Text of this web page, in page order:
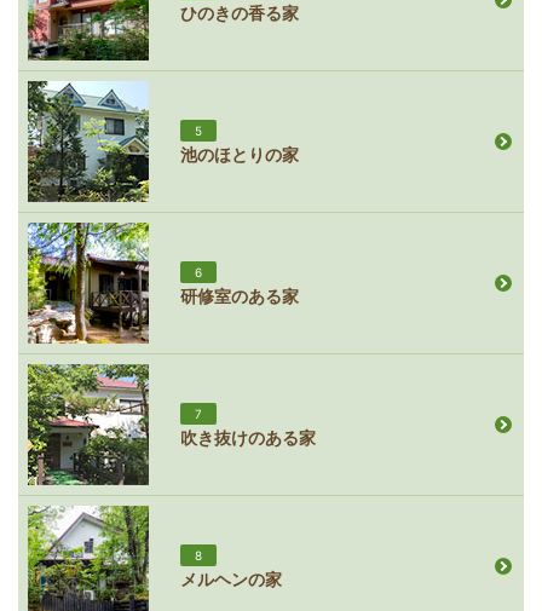
ひのきの香る家
5
池のほとりの家
6
研修室のある家
7
吹き抜けのある家
8
メルヘンの家